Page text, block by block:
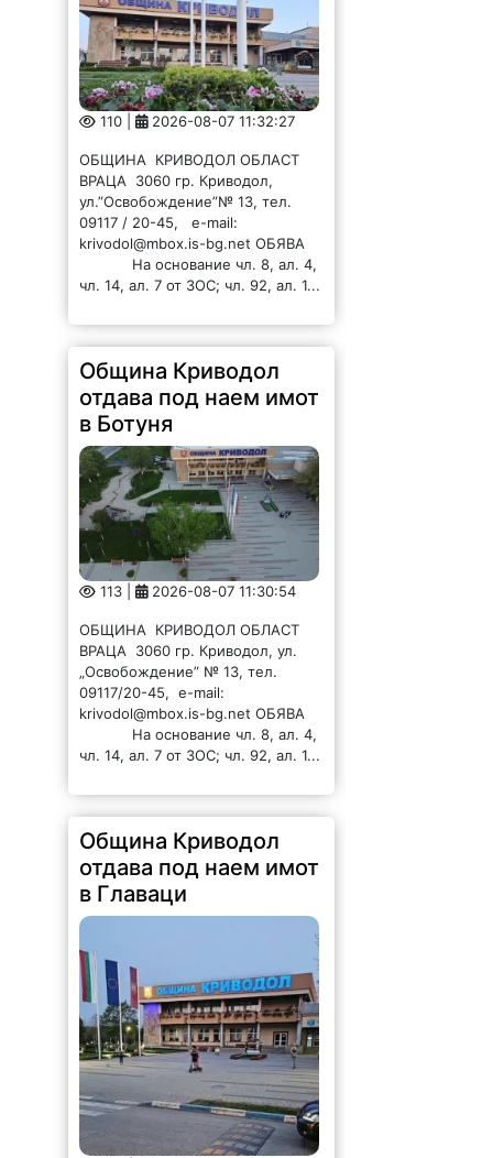
110 | 2026-08-07 11:32:27
ОБЩИНА КРИВОДОЛ ОБЛАСТ
ВРАЦА 3060 гр. Криводол,
ул.”Освобождение”№ 13, тел.
09117 / 20-45, e-mail:
krivodol@mbox.is-bg.net ОБЯВА
На основание чл. 8, ал. 4,
чл. 14, ал. 7 от ЗОС; чл. 92, ал. 1...
Община Криводол
отдава под наем имот
в Ботуня
113 | 2026-08-07 11:30:54
ОБЩИНА КРИВОДОЛ ОБЛАСТ
ВРАЦА 3060 гр. Криводол, ул.
„Освобождение” № 13, тел.
09117/20-45, e-mail:
krivodol@mbox.is-bg.net ОБЯВА
На основание чл. 8, ал. 4,
чл. 14, ал. 7 от ЗОС; чл. 92, ал. 1...
Община Криводол
отдава под наем имот
в Главаци